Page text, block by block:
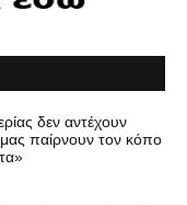
δεν αντέχουν
παίρνουν τον κόπο